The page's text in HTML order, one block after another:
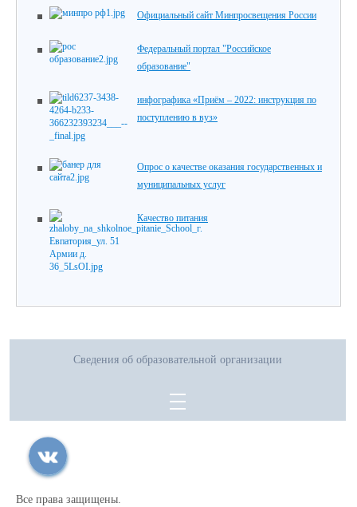
Официальный сайт Минпросвещения России
Федеральный портал "Российское
образование"
инфографика «Приём – 2022: инструкция по
поступлению в вуз»
Опрос о качестве оказания государственных и
муниципальных услуг
Качество питания
Сведения об образовательной организации
Все права защищены.